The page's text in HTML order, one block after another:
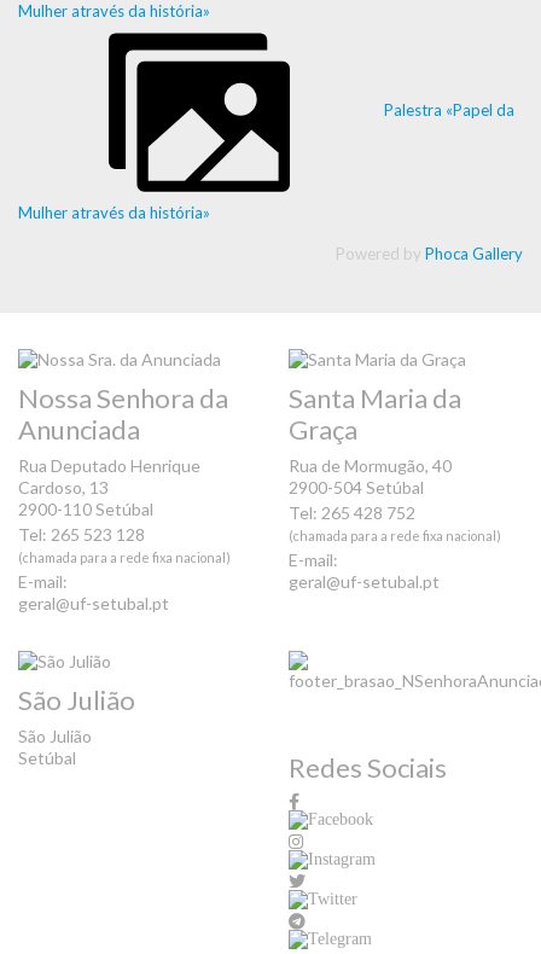
Mulher através da história»
Palestra «Papel da
Mulher através da história»
Powered by Phoca Gallery
Nossa Senhora da
Anunciada
Rua Deputado Henrique
Cardoso, 13
2900-110 Setúbal
Tel: 265 523 128
(chamada para a rede fixa nacional)
E-mail:
geral@uf-setubal.pt
Santa Maria da
Graça
Rua de Mormugão, 40
2900-504 Setúbal
Tel: 265 428 752
(chamada para a rede fixa nacional)
E-mail:
geral@uf-setubal.pt
São Julião
São Julião
Setúbal
Redes Sociais